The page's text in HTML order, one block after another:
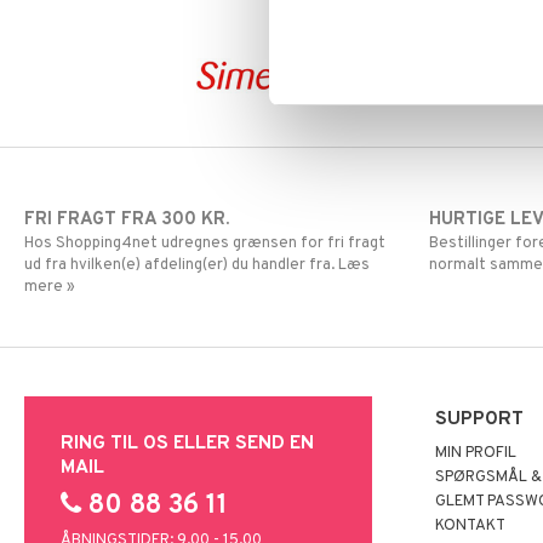
Vitaminer & Mineraler
FRI FRAGT FRA 300 KR.
Hos Shopping4net udregnes grænsen for fri fragt
ud fra hvilken(e) afdeling(er) du handler fra. Læs
mere »
HURTIGE
Bestillinger
normalt
RING TIL OS ELLER SEND EN
MAIL
80 88 36 11
SUPPORT
MIN PROFIL
SPØRGSMÅL &
GLEMT
KONTAKT